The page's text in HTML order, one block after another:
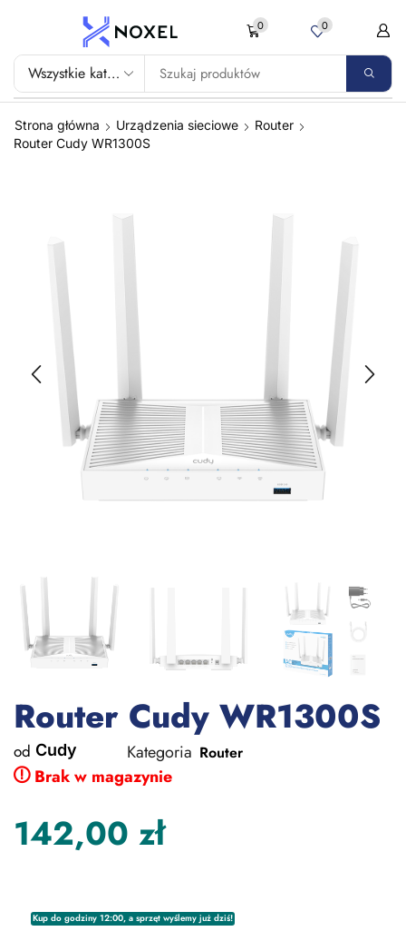
0 0
Strona główna Urządzenia sieciowe
Router
Router Cudy WR1300S
Router Cudy WR1300S
od Cudy Kategoria Router
Brak w magazynie
142,00 zł
Kup do godziny 12:00, a sprzęt wyślemy już dziś!